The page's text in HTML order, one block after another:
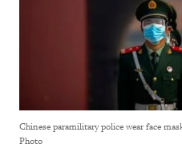
Chinese paramilitary police wear face
Photo